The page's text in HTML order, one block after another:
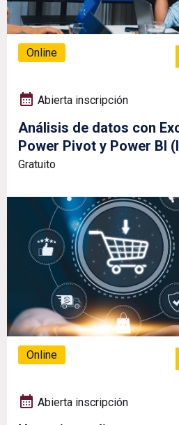
Online
Abierta inscripción
Análisis de datos con
Power Pivot y Power BI
Gratuito
Online
Abierta inscripción